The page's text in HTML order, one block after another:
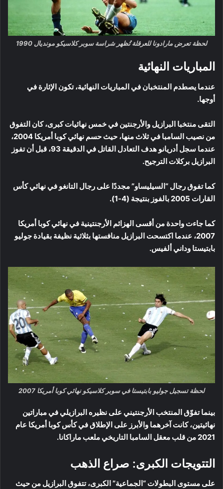
لحظة تعرض مارادونا للعرقلة تُظهر شراسة سوبر كلاسيكو مونديال 1990
المباريات النهائية
عندما يصطدم المنتخبان في المباريات النهائية، تكون الإثارة في
أوجها.
التقى منتخبا البرازيل والأرجنتين في خمس نهائيات كبرى، كان التفوق
من نصيب السامبا في ثلاث منها، حيث حسم نهائي كوبا أمريكا 2004،
عندما سجل أدريانو هدف التعادل القاتل في الدقيقة 93، قبل أن تفوز
البرازيل بركلات الترجيح.
كما تفوق رجال “السيليساو” مجددًا على رجال التانغو في نهائي كأس
القارات 2005 بالفوز بنتيجة (4-1).
كما جاءت واحدة من أقسى الهزائم الأرجنتينية في نهائي كوبا أمريكا
2007، عندما اكتسحت البرازيل منافستها بثلاثية نظيفة بقيادة جوليو
بابتيستا وداني ألفيس.
لحظة تسجيل جوليو بابتيستا في سوبر كلاسيكو نهائي كوبا أمريكا 2007
بينما تفوّق المنتخب الأرجنتيني على نظيره البرازيلي في مباراتين
نهائيتين، كانت آخرهما والأبرز على الإطلاق في كأس كوبا أمريكا عام
2021 من قلب معقل السامبا التاريخي ملعب ماراكانا.
التتويجات الكبرى: صراع الذهب
على مستوى البطولات “الجماعية” الكبرى، تتفوق البرازيل من حيث